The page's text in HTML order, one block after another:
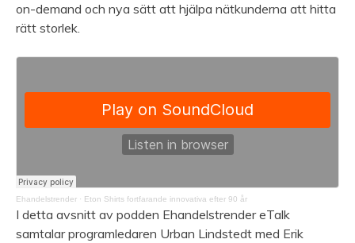
on-demand och nya sätt att hjälpa nätkunderna att hitta
rätt storlek.
Ehandelstrender · Eton Shirts fortfarande innovativa efter 90 år
I detta avsnitt av podden Ehandelstrender eTalk
samtalar programledaren Urban Lindstedt med Erik